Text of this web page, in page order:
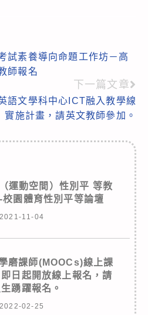
試素養導向命題工作坊－高
師報名
下一篇文章
語文學科中心ICT融入教學線
實施計畫，請英文教師參加。
運動空間）性別平 等教
園體育性別平等論壇
2021-11-04
磨課師(MOOCs)線上課
日起開放線上報名，請
踴躍報名。
2022-02-25